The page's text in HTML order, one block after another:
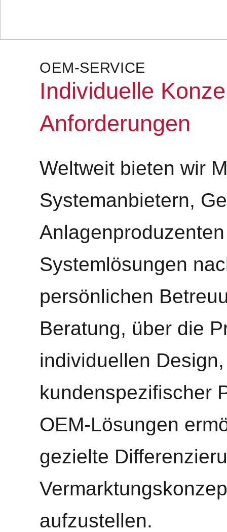
OEM-SERVICE
Individuelle
Anforderungen
Weltweit bieten wir
Systemanbietern,
Systemlösungen
persönlichen
Beratung, über die
individuellen
kundenspezifischer
OEM-Lösungen
gezielte
aufzustellen.